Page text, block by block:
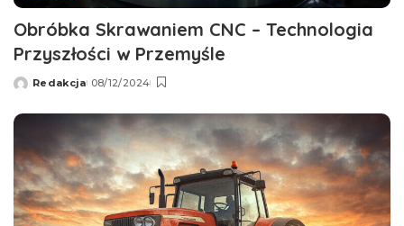
Obróbka Skrawaniem CNC – Technologia
Przyszłości w Przemyśle
Wysłany
Redakcja 08/12/2024